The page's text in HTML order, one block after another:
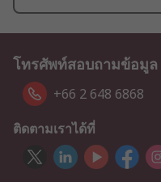
โทรศัพท์สอบถามข้อมูล
+66 2 648 6868
ติดตามเราได้ที่